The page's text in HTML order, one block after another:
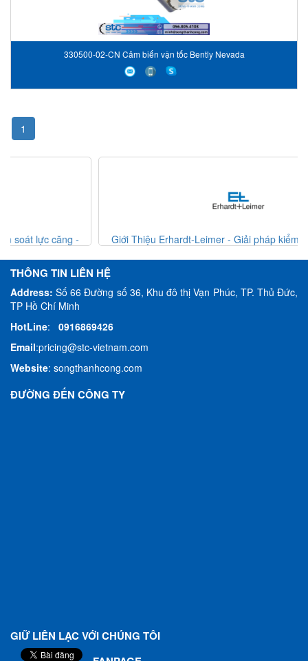
330500-02-CN Cảm biến vận tốc Bently Nevada
1
Giới Thiệu Erhardt-Leimer - Giải pháp kiểm soát lực căng -
THÔNG TIN LIÊN HỆ
Address:Số 66 Đường số 36, Khu đô thị Vạn Phúc, TP. Thủ Đức,
TP Hồ Chí Minh
HotLine: 0916869426
Email:pricing@stc-vietnam.com
Website: songthanhcong.com
ĐƯỜNG ĐẾN CÔNG TY
GIỮ LIÊN LẠC VỚI CHÚNG TÔI